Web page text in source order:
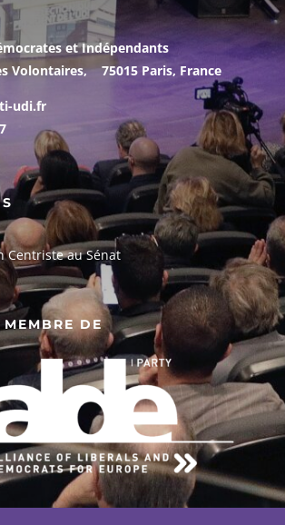
et Indépendants
Volontaires, 75015 Paris, France
udi.fr
Centriste au Sénat
DE